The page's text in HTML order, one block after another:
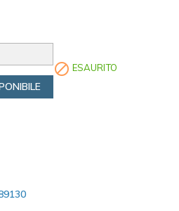
 ESAURITO